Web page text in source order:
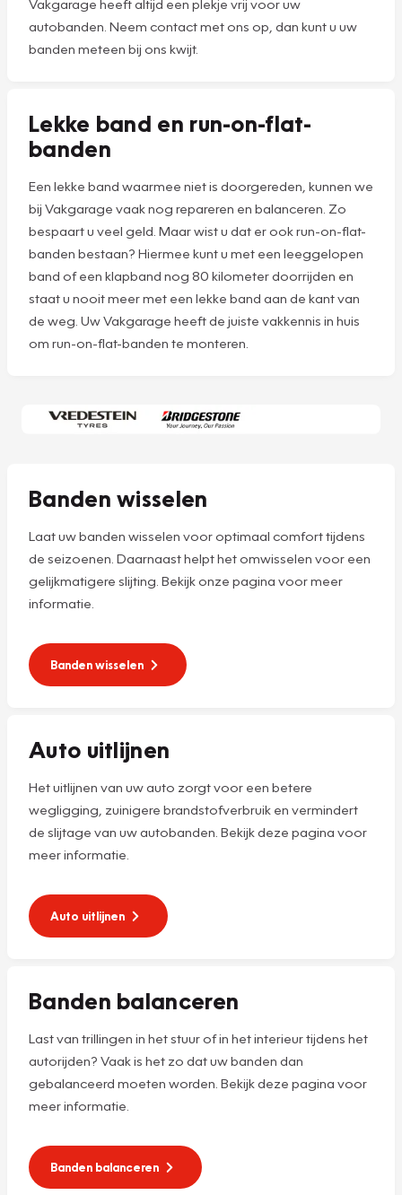
Vakgarage heeft altijd een plekje vrij voor uw
autobanden. Neem contact met ons op, dan kunt u uw
banden meteen bij ons kwijt.
Lekke band en run-on-flat-
banden
Een lekke band waarmee niet is doorgereden, kunnen we
bij Vakgarage vaak nog repareren en balanceren. Zo
bespaart u veel geld. Maar wist u dat er ook run-on-flat-
banden bestaan? Hiermee kunt u met een leeggelopen
band of een klapband nog 80 kilometer doorrijden en
staat u nooit meer met een lekke band aan de kant van
de weg. Uw Vakgarage heeft de juiste vakkennis in huis
om run-on-flat-banden te monteren.
Banden wisselen
Laat uw banden wisselen voor optimaal comfort tijdens
de seizoenen. Daarnaast helpt het omwisselen voor een
gelijkmatigere slijting. Bekijk onze pagina voor meer
informatie.
Banden wisselen
Auto uitlijnen
Het uitlijnen van uw auto zorgt voor een betere
wegligging, zuinigere brandstofverbruik en vermindert
de slijtage van uw autobanden. Bekijk deze pagina voor
meer informatie.
Auto uitlijnen
Banden balanceren
Last van trillingen in het stuur of in het interieur tijdens het
autorijden? Vaak is het zo dat uw banden dan
gebalanceerd moeten worden. Bekijk deze pagina voor
meer informatie.
Banden balanceren